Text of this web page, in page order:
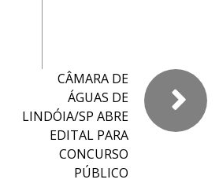
CÂMARA DE
ÁGUAS DE
LINDÓIA/SP ABRE
EDITAL PARA
CONCURSO
PÚBLICO